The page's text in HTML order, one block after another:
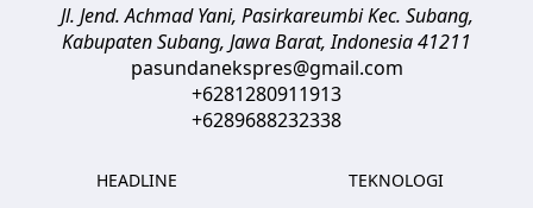
Jl. Jend. Achmad Yani, Pasirkareumbi Kec. Subang,
Kabupaten Subang, Jawa Barat,Indonesia41211
pasundanekspres@gmail.com
+6281280911913
+6289688232338
HEADLINE
TEKNOLOGI